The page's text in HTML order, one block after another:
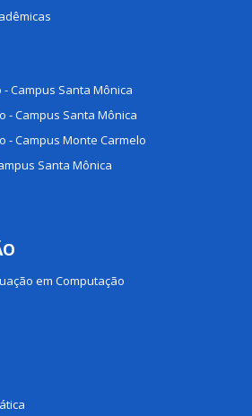
Campus Santa Mônica
- Campus Santa Mônica
- Campus Monte Carmelo
Santa Mônica
em Computação